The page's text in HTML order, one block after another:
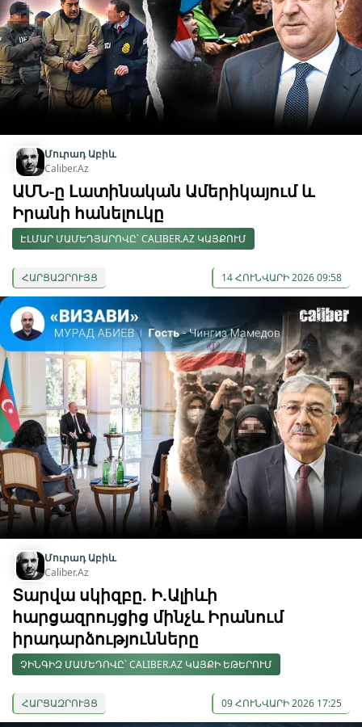
Մուրադ Աբիև
Caliber.Az
ԱՄՆ-ը Լատինական Ամերիկայում և
Իրանի հանելուկը
ԷԼՄԱՐ ՄԱՄԵԴՅԱՐՈՎԸ՝ CALIBER.AZ ԿԱՅՔՈՒՄ
ՀԱՐՑԱԶՐՈՒՅՑ 14 ՀՈՒՆՎԱՐԻ 2026 09:58
Մուրադ Աբիև
Caliber.Az
Տարվա սկիզբը. Ի.Ալիևի
հարցազրույցից մինչև Իրանում
իրադարձությունները
ՉԻՆԳԻԶ ՄԱՄԵԴՈՎԸ՝ CALIBER.AZ ԿԱՅՔԻ ԵԹԵՐՈՒՄ
ՀԱՐՑԱԶՐՈՒՅՑ 09 ՀՈՒՆՎԱՐԻ 2026 17:25